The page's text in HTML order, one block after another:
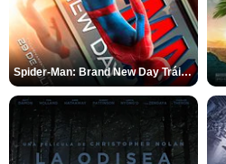
Spider-Man: Brand New Day Tráiler (3)